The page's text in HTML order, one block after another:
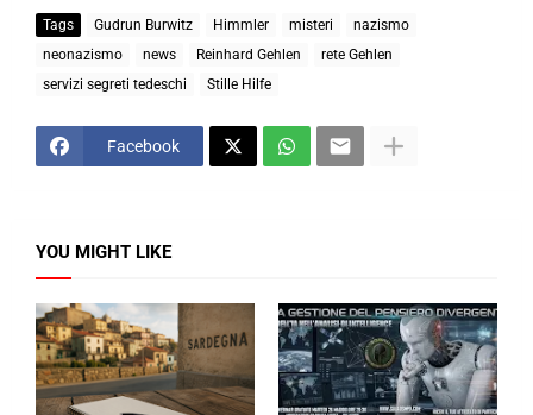
Tags Gudrun Burwitz Himmler misteri
nazismo
neonazismo
news Reinhard Gehlen
rete Gehlen
servizi segreti tedeschi
Stille Hilfe
Facebook
YOU MIGHT LIKE